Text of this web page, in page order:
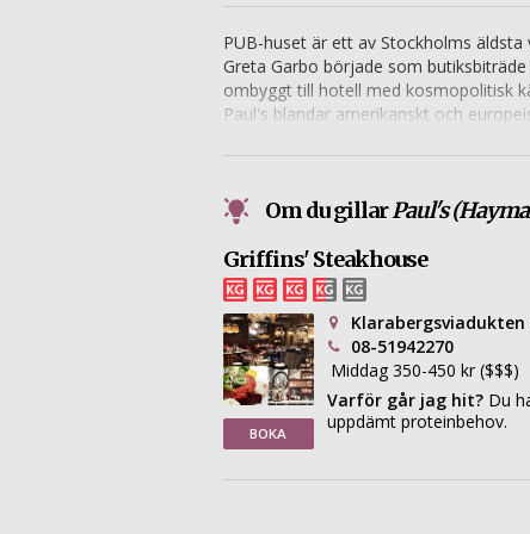
PUB-huset är ett av Stockholms
Greta Garbo började som
ombyggt till hotell med kosmopolitisk
Paul's blandar amerikanskt och
Om du gillarPaul's
Griffins' Steakhouse
BOKA
Klarabergsviadukten
08-51942270
Middag 350-450 kr ($$$)
Varför går jag hit? Du
uppdämt proteinbehov.